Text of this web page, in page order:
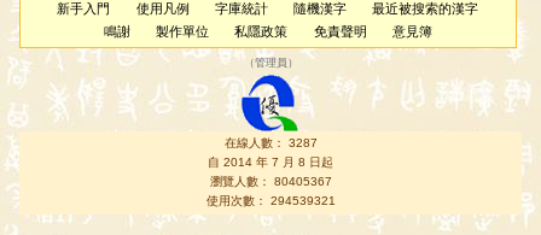
新手入門 使用凡例 字庫統計 隨機漢字
最近被搜索的漢字
鳴謝
製作單位 私隱政策 免責聲明 意見簿
（管理員 ）
在線人數： 3287
自 2014 年 7 月 8 日起
瀏覽人數： 80405367
使用次數： 294539321